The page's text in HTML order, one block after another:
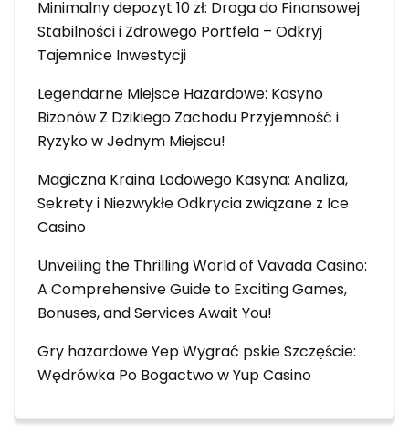
Minimalny depozyt 10 zł: Droga do Finansowej
Stabilności i Zdrowego Portfela – Odkryj
Tajemnice Inwestycji
Legendarne Miejsce Hazardowe: Kasyno
Bizonów Z Dzikiego Zachodu Przyjemność i
Ryzyko w Jednym Miejscu!
Magiczna Kraina Lodowego Kasyna: Analiza,
Sekrety i Niezwykłe Odkrycia związane z Ice
Casino
Unveiling the Thrilling World of Vavada Casino:
A Comprehensive Guide to Exciting Games,
Bonuses, and Services Await You!
Gry hazardowe Yep Wygrać pskie Szczęście:
Wędrówka Po Bogactwo w Yup Casino